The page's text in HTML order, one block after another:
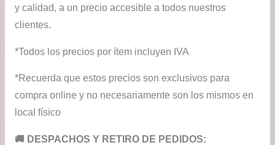
y calidad, a un precio accesible a todos nuestros
clientes.
*Todos los precios por ítem incluyen IVA
*Recuerda que estos precios son exclusivos para
compra online y no necesariamente son los mismos en
local físico
​🚚​ DESPACHOS Y RETIRO DE PEDIDOS: